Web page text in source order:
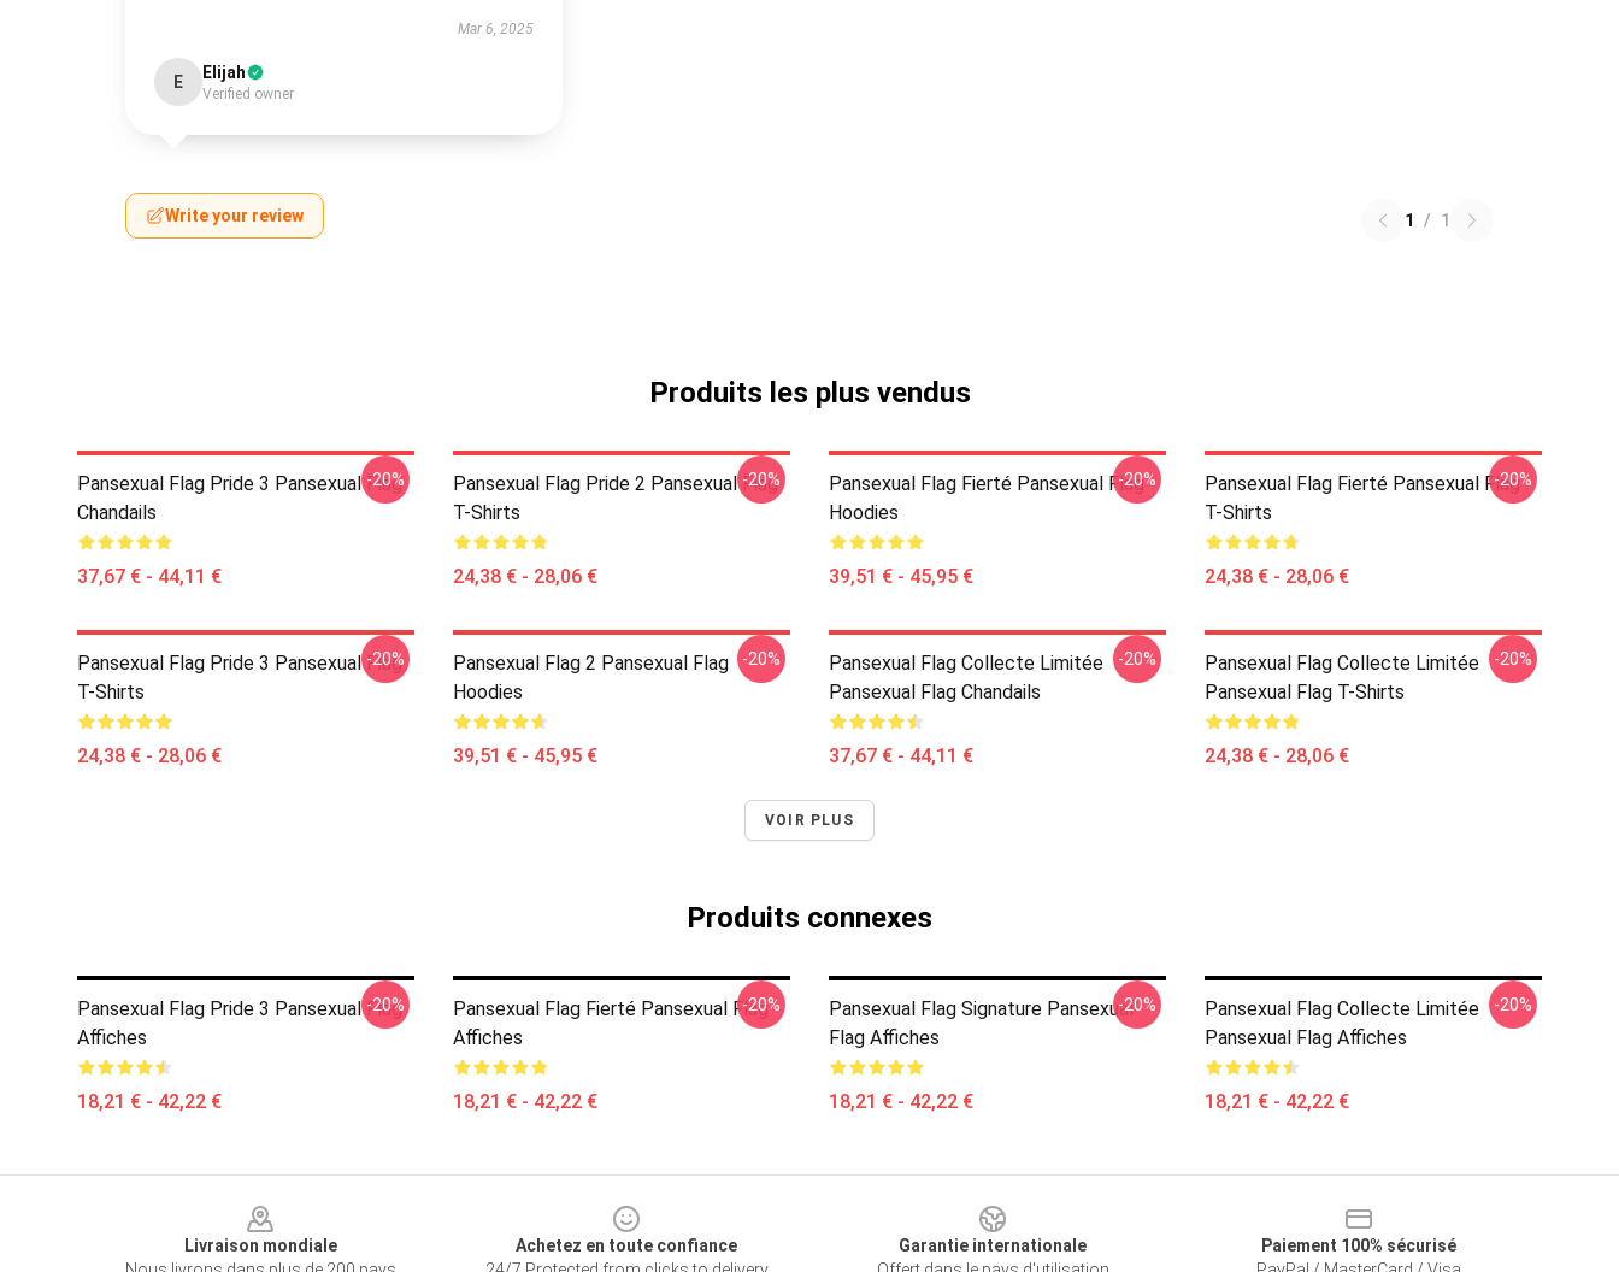
Mar 6, 2025
E Elijah
Verified owner
Write your review 1 / 1
Produits les plus vendus
Pansexual Flag Pride 3 Pansexual Flag
Chandails
37,67 € - 44,11 €
-20%
Pansexual Flag Pride 2 Pansexual Flag
T-Shirts
24,38 € - 28,06 €
-20%
Pansexual Flag Fierté Pansexual Flag
Hoodies
39,51 € - 45,95 €
-20%
Pansexual Flag Fierté Pansexual Flag
T-Shirts
24,38 € - 28,06 €
-20%
Pansexual Flag Pride 3 Pansexual Flag
T-Shirts
24,38 € - 28,06 €
-20%
Pansexual Flag 2 Pansexual Flag
Hoodies
39,51 € - 45,95 €
-20%
Pansexual Flag Collecte Limitée
Pansexual Flag Chandails
37,67 € - 44,11 €
-20%
Pansexual Flag Collecte Limitée
Pansexual Flag T-Shirts
24,38 € - 28,06 €
-20%
VOIR PLUS
Produits connexes
Pansexual Flag Pride 3 Pansexual Flag
Affiches
18,21 € - 42,22 €
-20%
Pansexual Flag Fierté Pansexual Flag
Affiches
18,21 € - 42,22 €
-20%
Pansexual Flag Signature Pansexual
Flag Affiches
18,21 € - 42,22 €
-20%
Pansexual Flag Collecte Limitée
Pansexual Flag Affiches
18,21 € - 42,22 €
-20%
Livraison mondiale
Achetez en toute confiance
Garantie internationale
Paiement 100% sécurisé